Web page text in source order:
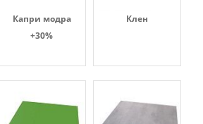
Капри модра
+30%
Клен